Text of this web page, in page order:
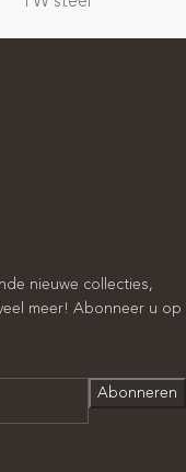
nieuwe collecties,
meer! Abonneer u op